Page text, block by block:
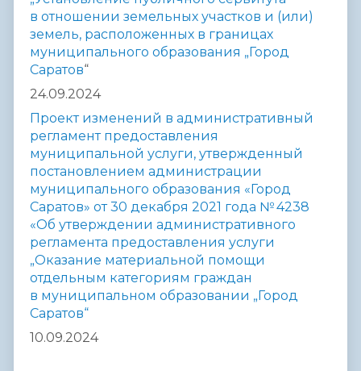
в отношении земельных участков и (или)
земель, расположенных в границах
муниципального образования „Город
Саратов“
24.09.2024
Проект изменений в административный
регламент предоставления
муниципальной услуги, утвержденный
постановлением администрации
муниципального образования «Город
Саратов» от 30 декабря 2021 года № 4238
«Об утверждении административного
регламента предоставления услуги
„Оказание материальной помощи
отдельным категориям граждан
в муниципальном образовании „Город
Саратов“
10.09.2024